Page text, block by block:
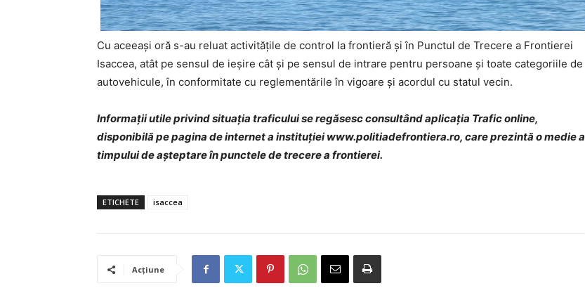
Cu aceeași oră s-au reluat activitățile de control la frontieră și în Punctul de Trecere a Frontierei
Isaccea, atât pe sensul de ieșire cât și pe sensul de intrare pentru persoane și toate categoriile de
autovehicule, în conformitate cu reglementările în vigoare şi acordul cu statul vecin.
Informaţii utile privind situaţia traficului se regăsesc consultând aplicația Trafic online,
disponibilă pe pagina de internet a instituției www.politiadefrontiera.ro, care prezintă o medie a
timpului de așteptare în punctele de trecere a frontierei.
ETICHETE isaccea
Acțiune